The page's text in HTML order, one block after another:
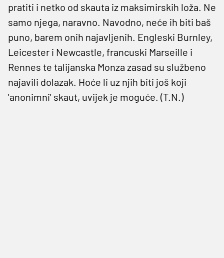
pratiti i netko od skauta iz maksimirskih loža. Ne
samo njega, naravno. Navodno, neće ih biti baš
puno, barem onih najavljenih. Engleski Burnley,
Leicester i Newcastle, francuski Marseille i
Rennes te talijanska Monza zasad su službeno
najavili dolazak. Hoće li uz njih biti još koji
'anonimni' skaut, uvijek je moguće. (T.N.)